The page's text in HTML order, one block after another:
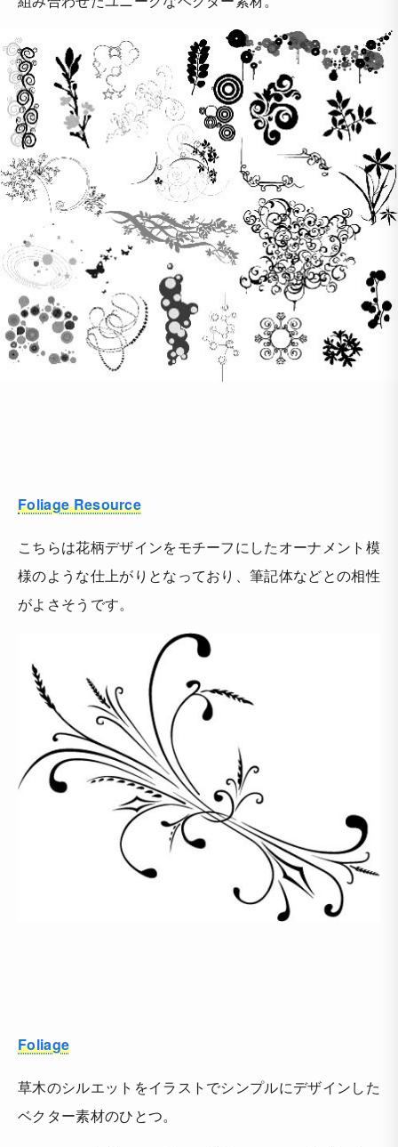
Foliage Resource
こちらは花柄デザインをモチーフにしたオーナメント模
様のような仕上がりとなっており、筆記体などとの相性
がよさそうです。
Foliage
草木のシルエットをイラストでシンプルにデザインした
ベクター素材のひとつ。